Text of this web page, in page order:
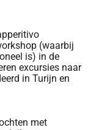
(waarbij
is) in de
excursies naar
in Turijn en
met